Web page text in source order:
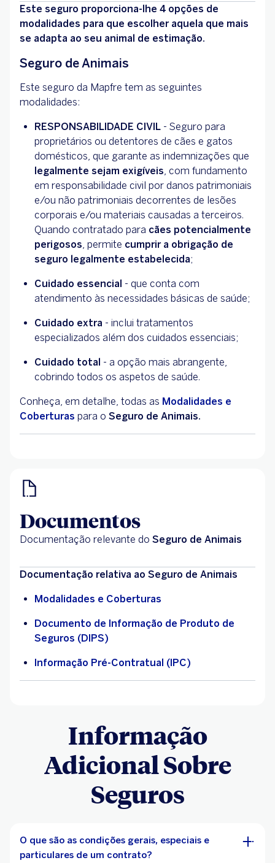
Este seguro proporciona-lhe 4 opções de
modalidades para que escolher aquela que mais
se adapta ao seu animal de estimação.
Seguro de Animais
Este seguro da Mapfre tem as seguintes
modalidades:
RESPONSABILIDADE CIVIL - Seguro para
proprietários ou detentores de cães e gatos
domésticos, que garante as indemnizações que
legalmente sejam exigíveis, com fundamento
em responsabilidade civil por danos patrimoniais
e/ou não patrimoniais decorrentes de lesões
corporais e/ou materiais causadas a terceiros.
Quando contratado para cães potencialmente
perigosos, permite cumprir a obrigação de
seguro legalmente estabelecida;
Cuidado essencial - que conta com
atendimento às necessidades básicas de saúde;
Cuidado extra - inclui tratamentos
especializados além dos cuidados essenciais;
Cuidado total - a opção mais abrangente,
cobrindo todos os aspetos de saúde.
Conheça, em detalhe, todas as Modalidades e
Coberturas para o Seguro de Animais.
Documentos
Documentação relevante do Seguro de Animais
Documentação relativa ao Seguro de Animais
Modalidades e Coberturas
Documento de Informação de Produto de
Seguros (DIPS)
Informação Pré-Contratual (IPC)
Informação
Adicional Sobre
Seguros
O que são as condições gerais, especiais e
particulares de um contrato?